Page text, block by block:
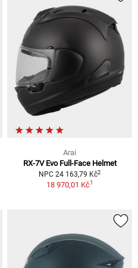
Arai
RX-7V Evo Full-Face Helmet
NPC 24 163,79 Kč2
18 970,01 Kč1